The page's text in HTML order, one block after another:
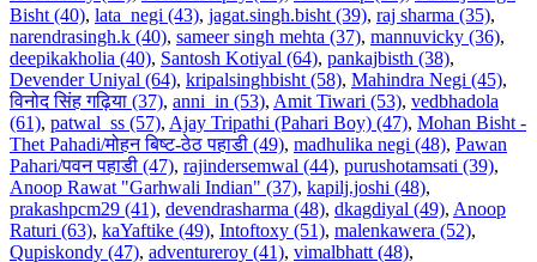
Bisht (40), lata_negi (43), jagat.singh.bisht (39), raj sharma (35),
narendrasingh.k (40), sameer singh mehta (37), mannuvicky (36),
deepikakholia (40), Santosh Kotiyal (64), pankajbisth (38),
Devender Uniyal (64), kripalsinghbisht (58), Mahindra Negi (45),
विनोद सिंह गढ़िया (37), anni_in (53), Amit Tiwari (53), vedbhadola
(61), patwal_ss (57), Ajay Tripathi (Pahari Boy) (47), Mohan Bisht -
Thet Pahadi/मोहन बिष्ट-ठेठ पहाडी (49), madhulika negi (48), Pawan
Pahari/पवन पहाडी (47), rajindersemwal (44), purushotamsati (39),
Anoop Rawat "Garhwali Indian" (37), kapilj.joshi (48),
prakashpcm29 (41), devendrasharma (48), dkagdiyal (49), Anoop
Raturi (63), kaYaftike (49), Intoftoxy (51), malenkawera (52),
Qupiskondy (47), adventureroy (41), vimalbhatt (48),